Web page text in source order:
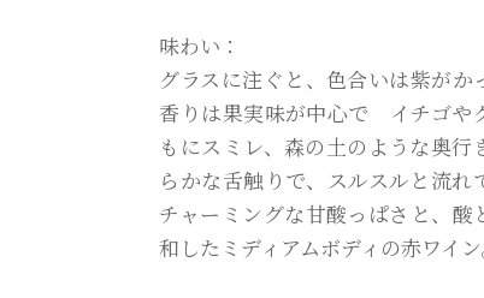
味わい：
グラスに注ぐと、色合いは紫が
香りは果実味が中心で イチゴや
もにスミレ、森の土のような奥
らかな舌触りで、スルスルと流
チャーミングな甘酸っぱさと、
和したミディアムボディの赤ワイ